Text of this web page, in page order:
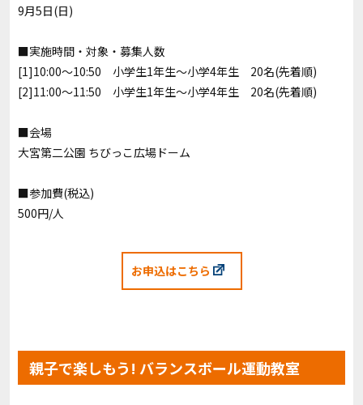
9月5日(日)
■実施時間・対象・募集人数
[1]10:00～10:50 小学生1年生〜小学4年生 20名(先着順)
[2]11:00～11:50 小学生1年生〜小学4年生 20名(先着順)
■会場
大宮第二公園 ちびっこ広場ドーム
■参加費(税込)
500円/人
お申込はこちら
親子で楽しもう! バランスボール運動教室